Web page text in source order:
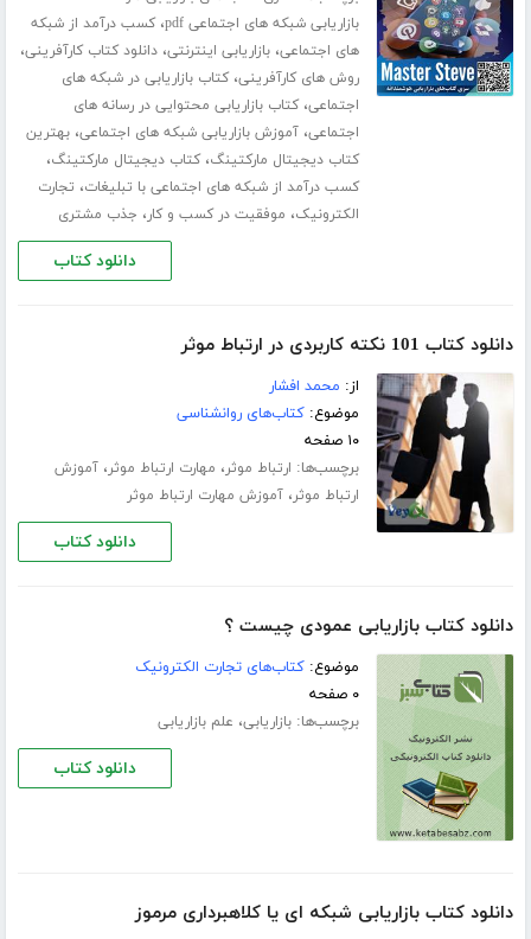
بازاریابی شبکه های اجتماعی pdf ،کسب درآمد از شبکه
های اجتماعی،بازاریابی اینترنتی،دانلود کتاب کارآفرینی،
روش های کارآفرینی،کتاب بازاریابی در شبکه های
اجتماعی،کتاب بازاریابی محتوایی در رسانه های
اجتماعی،آموزش بازاریابی شبکه های اجتماعی،بهترین
کتاب دیجیتال مارکتینگ،کتاب دیجیتال مارکتینگ،
کسب درآمد از شبکه های اجتماعی با تبلیغات، تجارت
الکترونیک، موفقیت در کسب و کار، جذب مشتری
دانلود کتاب
دانلود کتاب 101 نکته کاربردی در ارتباط موثر
از: محمد افشار
موضوع:کتاب‌های روانشناسی
۱۰ صفحه
برچسب‌ها: ارتباط موثر، مهارت ارتباط موثر،آموزش
ارتباط موثر،آموزش مهارت ارتباط موثر
دانلود کتاب
دانلود کتاب بازاریابی عمودی چیست ؟
موضوع:کتاب‌های تجارت الکترونیک
۰ صفحه
برچسب‌ها:بازاریابی، علم بازاریابی
دانلود کتاب
دانلود کتاب بازاریابی شبکه ای یا کلاهبرداری مرموز